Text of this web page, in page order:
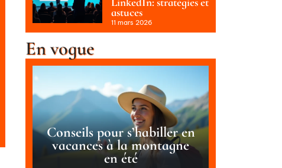
astuces
11 mars 2026
En vogue
Conseils pour s’habiller en
vacances à la montagne
en été